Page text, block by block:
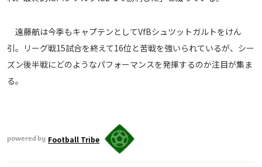
遠藤航は今季もキャプテンとしてVfBシュツットガルトをけん
引。リーグ戦15試合を終えて16位と苦戦を強いられているが、シー
ズン後半戦にどのようなパフォーマンスを発揮するのか注目が集ま
る。
powered by Football Tribe